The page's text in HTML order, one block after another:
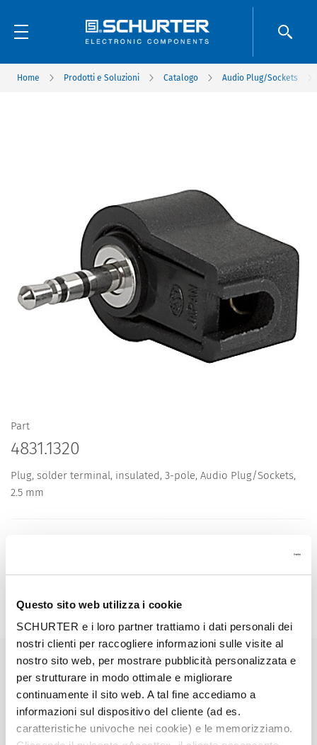
Questo sito web utilizza i cookie
SCHURTER e i loro partner trattiamo i dati personali dei
nostri clienti per raccogliere informazioni sulle visite al
nostro sito web, per mostrare pubblicità personalizzata e
per strutturare in modo ottimale e migliorare
continuamente il sito web. A tal fine accediamo a
informazioni sul dispositivo del cliente (ad es.
caratteristiche univoche nei cookie) e le memorizziamo.
Home Prodotti e Soluzioni Catalogo Audio Plug/Sockets
Part
4831.1320
Plug, solder terminal, insulated, 3-pole, Audio Plug/Sockets,
2.5 mm
Description 4831.1320
Details 4831.1320
Diameter 2.5 mm
Number of Poles 3-pole
0.5 A / 30 VDC